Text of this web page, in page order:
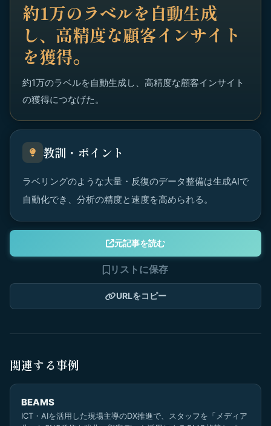
約1万のラベルを自動生成
し、高精度な顧客インサイト
を獲得。
約1万のラベルを自動生成し、高精度な顧客インサイト
の獲得につなげた。
教訓・ポイント
ラベリングのような大量・反復のデータ整備は生成AIで
自動化でき、分析の精度と速度を高められる。
元記事を読む
リストに保存
URLをコピー
関連する事例
BEAMS
ICT・AIを活用した現場主導のDX推進で、スタッフを「メディア